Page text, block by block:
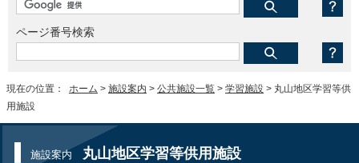
ページ番号検索
現在の位置： ホーム > 施設案内 > 公共施設一覧 > 学習施設 > 丸山地区学習等供
用施設
施設案内 丸山地区学習等供用施設